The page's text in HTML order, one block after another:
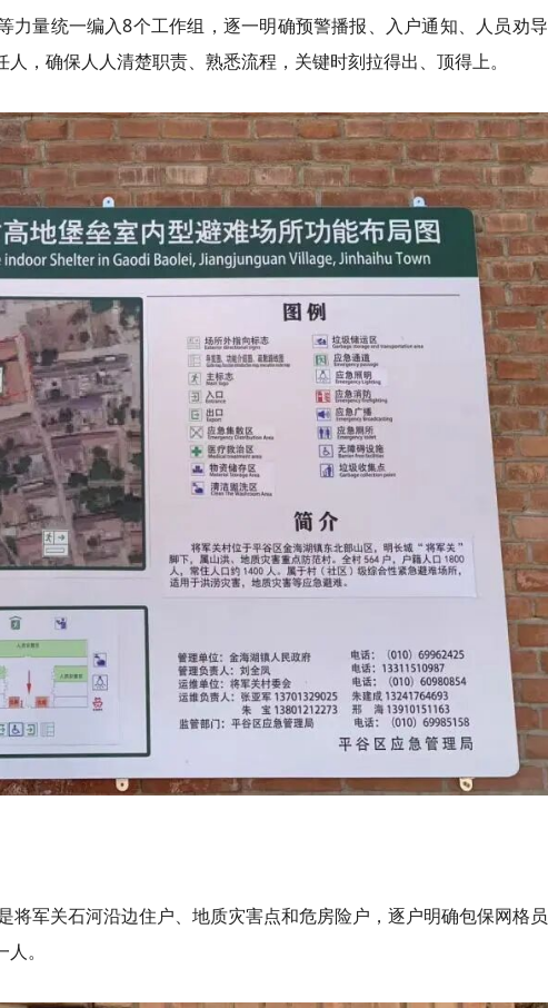
力量统一编入8个工作组，逐一明确预警播报、入户通知、人员劝
，确保人人清楚职责、熟悉流程，关键时刻拉得出、顶得上。
将军关石河沿边住户、地质灾害点和危房险户，逐户明确包保网格
。